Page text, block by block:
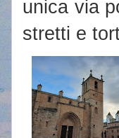
unica via
stretti e